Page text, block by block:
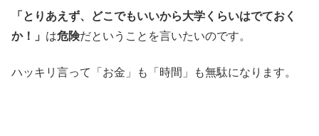
「とりあえず、どこでもいいから大学くらいはでておく
か！」 は危険だということを言いたいのです。
ハッキリ言って「お金」も「時間」も無駄になります。